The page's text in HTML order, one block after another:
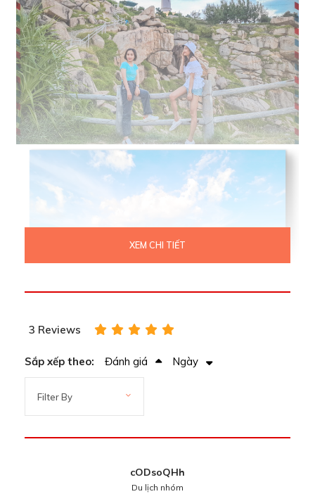
XEM CHI TIẾT
3 Reviews
Sắp xếp theo: Đánh giá Ngày
cODsoQHh
Du lịch nhóm